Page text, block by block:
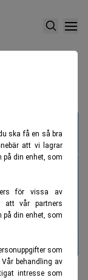
ska få en så bra
att vi lagrar
din enhet, som
för vissa av
att vår partners
din enhet, som
som
behandling av
intresse som
–